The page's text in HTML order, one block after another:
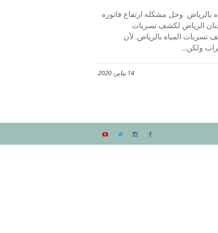
وحل مشكله ارتفاع فاتوره
أفنان الرياض لكشف تسربات
نحن الافضل في كشف تسربات المياه بالرياض. لأن
ولكن...
14 يناير، 2020